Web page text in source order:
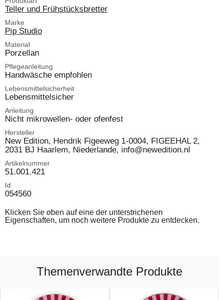
Teller und Frühstücksbretter
Marke
Pip Studio
Material
Porzellan
Pflegeanleitung
Handwäsche empfohlen
Lebensmittelsicherheit
Lebensmittelsicher
Anleitung
Nicht mikrowellen- oder ofenfest
Hersteller
New Edition, Hendrik Figeeweg 1-0004, FIGEEHAL 2,
2031 BJ Haarlem, Niederlande, info@newedition.nl
Artikelnummer
51.001.421
Id
054560
Klicken Sie oben auf eine der unterstrichenen
Eigenschaften, um noch weitere Produkte zu entdecken.
Themenverwandte Produkte